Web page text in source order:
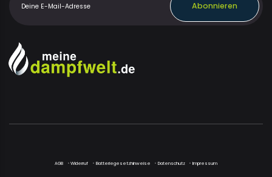
Abonnieren
AGB Widerruf Batteriegesetzhinweise Datenschutz Impressum